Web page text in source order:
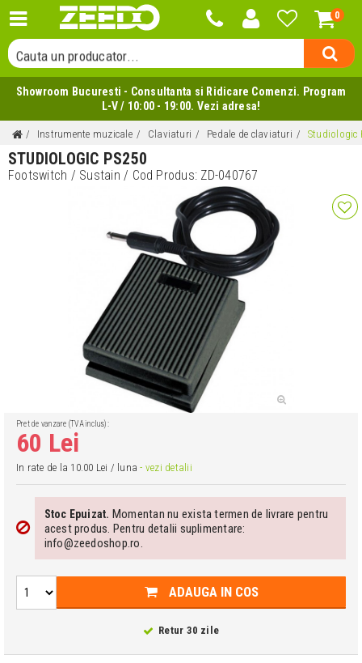
0
Cauta o categorie...
Cauta un producator...
Cauta un produs...
Showroom Bucuresti - Consultanta si Ridicare Comenzi. Program
L-V / 10:00 - 19:00. Vezi adresa!
Instrumente muzicale Claviaturi Pedale de claviaturi Studiologic
STUDIOLOGIC PS250
Footswitch / Sustain/ Cod Produs: ZD-040767
Pret de vanzare (TVA inclus):
60 Lei
In rate de la 10.00 Lei / luna- vezi detalii
Stoc Epuizat. Momentan nu exista termen de livrare pentru
acest produs. Pentru detalii suplimentare:
info@zeedoshop.ro.
ADAUGA IN COS
Retur 30 zile